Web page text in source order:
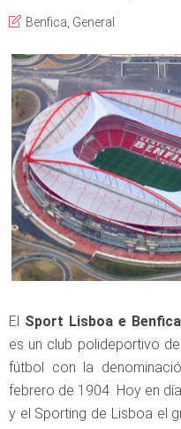
Benfica, General
El Sport Lisboa e Benfica
es un club polideportivo
fútbol con la
febrero de 1904. Hoy en
y el Sporting de Lisboa el